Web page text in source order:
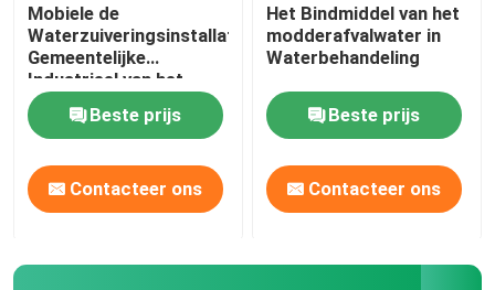
Mobiele de
Waterzuiveringsinstallatie
Gemeentelijke
Industrieel van het
Roterende
Trommelbindmiddel
Beste prijs
Contacteer ons
Het Bindmiddel van het
modderafvalwater in
Waterbehandeling
Beste prijs
Contacteer ons